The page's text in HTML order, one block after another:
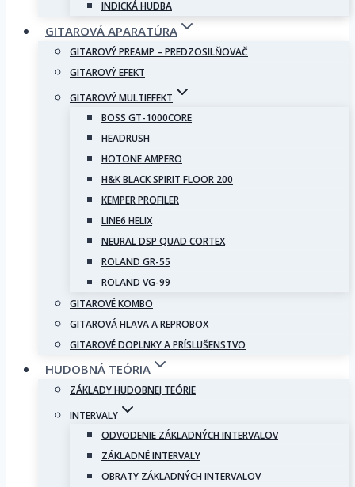
INDICKÁ HUDBA
GITAROVÁ APARATÚRA
GITAROVÝ PREAMP – PREDZOSILŇOVAČ
GITAROVÝ EFEKT
GITAROVÝ MULTIEFEKT
BOSS GT-1000CORE
HEADRUSH
HOTONE AMPERO
H&K BLACK SPIRIT FLOOR 200
KEMPER PROFILER
LINE6 HELIX
NEURAL DSP QUAD CORTEX
ROLAND GR-55
ROLAND VG-99
GITAROVÉ KOMBO
GITAROVÁ HLAVA A REPROBOX
GITAROVÉ DOPLNKY A PRÍSLUŠENSTVO
HUDOBNÁ TEÓRIA
ZÁKLADY HUDOBNEJ TEÓRIE
INTERVALY
ODVODENIE ZÁKLADNÝCH INTERVALOV
ZÁKLADNÉ INTERVALY
OBRATY ZÁKLADNÝCH INTERVALOV